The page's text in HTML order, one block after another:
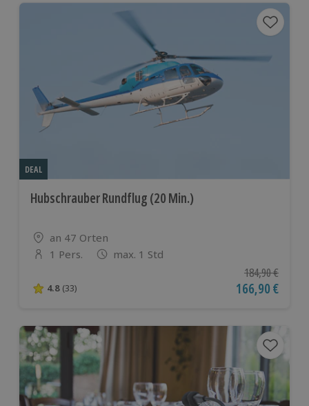
DEAL
Hubschrauber Rundflug (20 Min.)
Standort
an 47 Orten
Anzahl der Teilnehmer
1 Pers. max. 1 Std
4.8 von 5 Sternen basierend auf 33 Bewertungen
4.8 (33)
Ursprünglicher
184,90 €
Aktueller Preis
166,90 €